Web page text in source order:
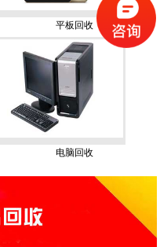
平板回收
电脑回收